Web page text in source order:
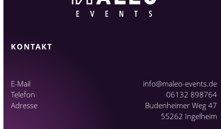
KONTAKT
E-Mail
info@maleo-events.de
Telefon
06132 898764
Adresse
Budenheimer Weg 47
55262 Ingelheim